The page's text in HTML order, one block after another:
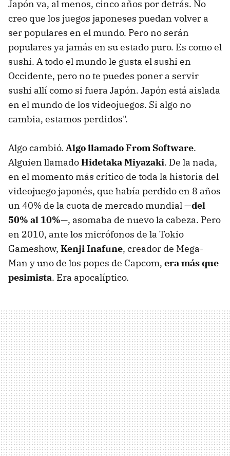
Japón va, al menos, cinco años por detrás. No
creo que los juegos japoneses puedan volver a
ser populares en el mundo. Pero no serán
populares ya jamás en su estado puro. Es como el
sushi. A todo el mundo le gusta el sushi en
Occidente, pero no te puedes poner a servir
sushi allí como si fuera Japón. Japón está aislada
en el mundo de los videojuegos. Si algo no
cambia, estamos perdidos".
Algo cambió. Algo llamado From Software.
Alguien llamadoHidetaka Miyazaki. De la nada,
en el momento más crítico de toda la historia del
videojuego japonés, que había perdido en 8 años
un 40% de la cuota de mercado mundial —del
50% al 10%—, asomaba de nuevo la cabeza. Pero
en 2010, ante los micrófonos de la Tokio
Gameshow, Kenji Inafune, creador de Mega-
Man y uno de los popes de Capcom, era más que
pesimista. Era apocalíptico.